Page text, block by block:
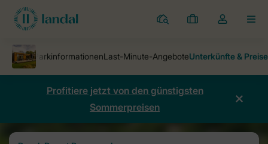
Ferienparks
Meine
Dropdown-
meines
öffnen
Profitiere jetzt von den günstigsten
Sommerpreisen